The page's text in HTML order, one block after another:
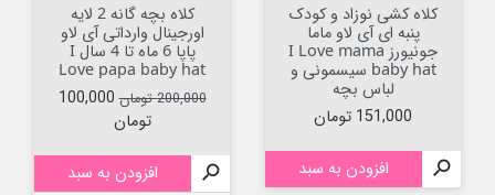
کلاه کشی نوزاد و کودک
پنبه ای آی لاو ماما
جونیورز I Love mama
baby hat سیسمونی و
لباس بچه
قیمت
151,000 تومان
 افزودن به سبد
کلاه بچه گانه 2 لایه
اورجینال وارداتی آی لاو
پاپا 6 ماه تا 4 سال I
Love papa baby hat
قیمت عادی
200,000 تومان قیمت
100,000
تومان

افزودن به سبد